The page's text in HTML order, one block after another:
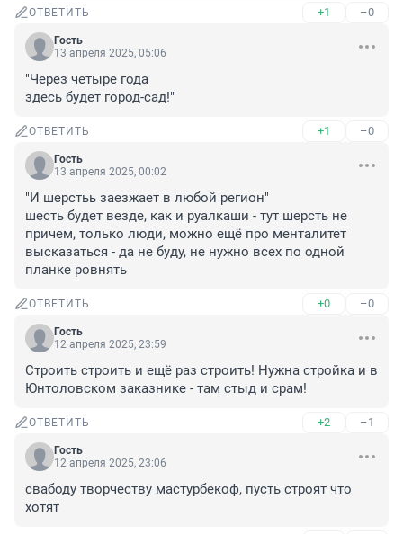
ОТВЕТИТЬ +1 –0
Гость
13 апреля 2025, 05:06
"Через четыре года
здесь будет город-сад!"
ОТВЕТИТЬ +1 –0
Гость
13 апреля 2025, 00:02
"И шерстьь заезжает в любой регион"
шесть будет везде, как и руалкаши - тут шерсть не
причем, только люди, можно ещё про менталитет
высказаться - да не буду, не нужно всех по одной
планке ровнять
ОТВЕТИТЬ +0 –0
Гость
12 апреля 2025, 23:59
Строить строить и ещё раз строить! Нужна стройка и в
Юнтоловском заказнике - там стыд и срам!
ОТВЕТИТЬ +2 –1
Гость
12 апреля 2025, 23:06
свабоду творчеству мастурбекоф, пусть строят что
хотят